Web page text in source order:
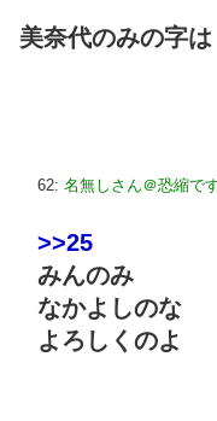
美奈代のみの字は
62: 名無しさん＠恐縮で
>>25
みんのみ
なかよしのな
よろしくのよ